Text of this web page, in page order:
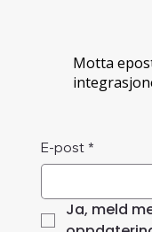
Motta
E-post *
Ja, meld